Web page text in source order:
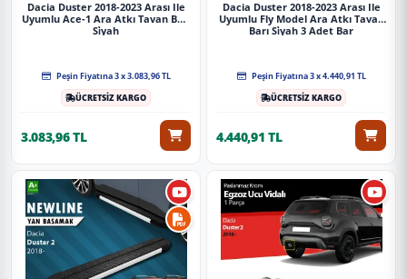
Dacia Duster 2018-2023 Arası Ile
Uyumlu Ace-1 Ara Atkı Tavan Barı
Si̇yah
Peşin Fiyatına 3 x 3.083,96 TL
ÜCRETSİZ KARGO
3.083,96 TL
Dacia Duster 2018-2023 Arası Ile
Uyumlu Fly Model Ara Atkı Tavan
Barı Si̇yah 3 Adet Bar
Peşin Fiyatına 3 x 4.440,91 TL
ÜCRETSİZ KARGO
4.440,91 TL